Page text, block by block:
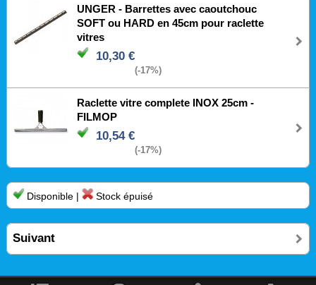
UNGER - Barrettes avec caoutchouc
SOFT ou HARD en 45cm pour raclette
vitres
10,30 €
(-17%)
Raclette vitre complete INOX 25cm -
FILMOP
10,54 €
(-17%)
Disponible | Stock épuisé
Suivant